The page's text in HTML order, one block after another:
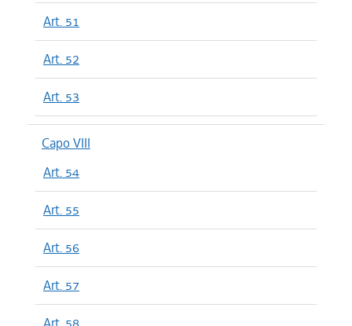
Art. 51
Art. 52
Art. 53
Capo VIII
Art. 54
Art. 55
Art. 56
Art. 57